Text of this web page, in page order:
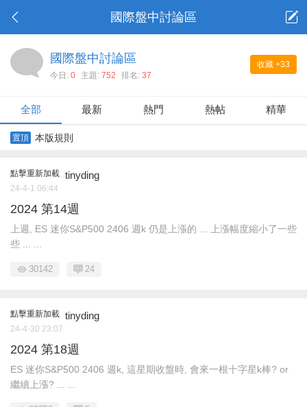
國際盤中討論區
收藏 +33
國際盤中討論區
今日: 0 主題: 752 排名: 37
全部 最新 熱門 熱帖 精華
置頂 本版規則
點擊重新加載 tinyding
24-4-1 06:44
2024 第14週
上週, ES 迷你S&P500 2406 週k 仍是上漲的 ... 上漲幅度縮小了一些
些 ... ...
30142 24
點擊重新加載 tinyding
24-4-30 23:07
2024 第18週
ES 迷你S&P500 2406 週k, 這星期收盤時, 會來一根十字星k棒? or
繼續上漲? ... ...